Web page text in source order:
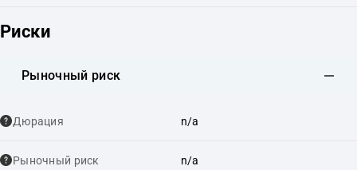
Риски
Рыночный риск
Дюрация n/a
Рыночный риск n/a